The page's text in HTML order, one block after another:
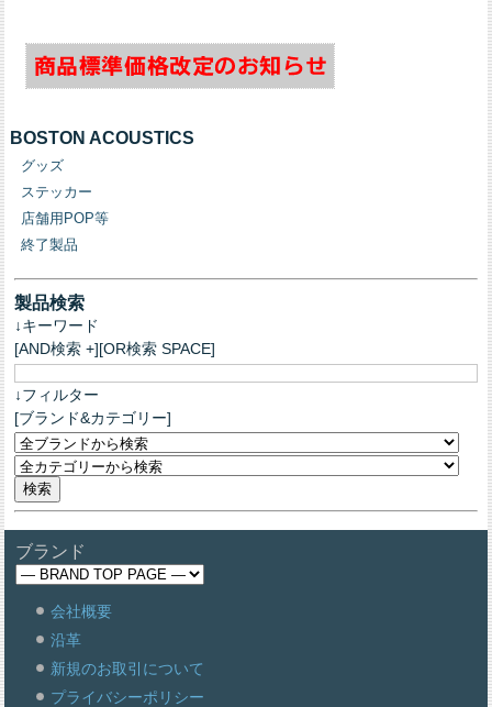
BOSTON ACOUSTICS
グッズ
ステッカー
店舗用POP等
終了製品
製品検索
↓キーワード
[AND検索 +][OR検索 SPACE]
↓フィルター
[ブランド&カテゴリー]
ブランド
会社概要
沿革
新規のお取引について
プライバシーポリシー